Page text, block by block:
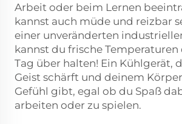
Arbeit oder beim Lernen
kannst auch müde und reizbar
einer unveränderten
kannst du frische Temperaturen
Tag über halten! Ein Kühlgerät,
Geist schärft und deinem
Gefühl gibt, egal ob du Spaß
arbeiten oder zu spielen.